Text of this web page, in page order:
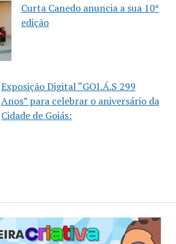
Curta Canedo anuncia a sua 10ª
edição
Exposição Digital “GOI.Á.S 299
Anos” para celebrar o aniversário da
Cidade de Goiás: